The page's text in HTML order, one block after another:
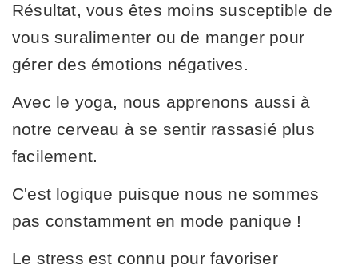
Résultat, vous êtes moins susceptible de
vous suralimenter ou de manger pour
gérer des émotions négatives.
Avec le yoga, nous apprenons aussi à
notre cerveau à se sentir rassasié plus
facilement.
C'est logique puisque nous ne sommes
pas constamment en mode panique !
Le stress est connu pour favoriser